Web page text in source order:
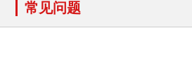
常见问题